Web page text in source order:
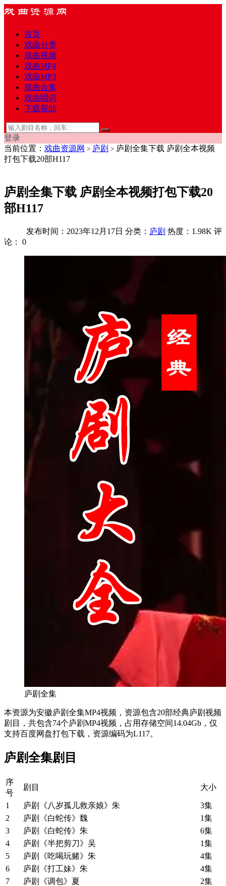
首页
戏曲分类
戏曲视频
戏曲MP4
戏曲MP3
戏曲合集
戏曲唱词
下载帮助
登录
当前位置： 戏曲资源网 > 庐剧 > 庐剧全集下载 庐剧全本视频
打包下载20部H117
庐剧全集下载 庐剧全本视频打包下载20
部H117
发布时间：2023年12月17日 分类： 庐剧 热度：1.98K 评
论：
0
庐剧全集
本资源为安徽庐剧全集MP4视频，资源包含20部经典庐剧视频
剧目，共包含74个庐剧MP4视频，占用存储空间14.04Gb，仅
支持百度网盘打包下载，资源编码为L117。
庐剧全集剧目
序
号
剧目 大小
1 庐剧《八岁孤儿救亲娘》朱
3集
2
庐剧《白蛇传》魏
1集
3
庐剧《白蛇传》朱
6集
4
庐剧《半把剪刀》吴
1集
5
庐剧《吃喝玩赌》朱
4集
6
庐剧《打工妹》朱
4集
7
庐剧《调包》夏
2集